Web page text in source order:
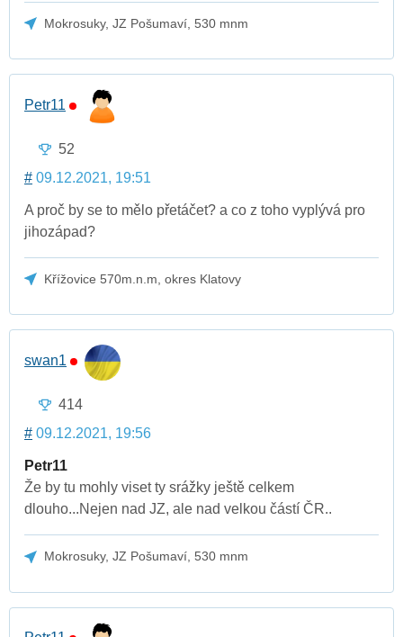
Mokrosuky, JZ Pošumaví, 530 mnm
Petr11
52
# 09.12.2021, 19:51
A proč by se to mělo přetáčet? a co z toho vyplývá pro
jihozápad?
Křížovice 570m.n.m, okres Klatovy
swan1
414
# 09.12.2021, 19:56
Petr11
Že by tu mohly viset ty srážky ještě celkem
dlouho...Nejen nad JZ, ale nad velkou částí ČR..
Mokrosuky, JZ Pošumaví, 530 mnm